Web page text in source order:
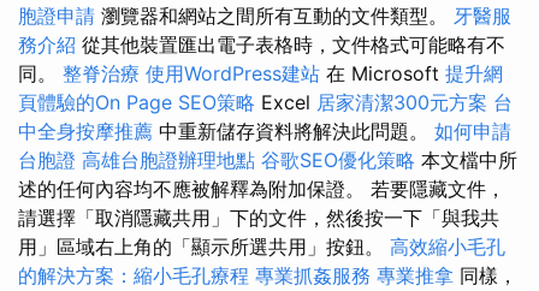
胞證申請 瀏覽器和網站之間所有互動的文件類型。 牙醫服
務介紹 從其他裝置匯出電子表格時，文件格式可能略有不
同。 整脊治療 使用WordPress建站 在 Microsoft 提升網
頁體驗的On Page SEO策略 Excel 居家清潔300元方案 台
中全身按摩推薦 中重新儲存資料將解決此問題。 如何申請
台胞證 高雄台胞證辦理地點 谷歌SEO優化策略 本文檔中所
述的任何內容均不應被解釋為附加保證。 若要隱藏文件，
請選擇「取消隱藏共用」下的文件，然後按一下「與我共
用」區域右上角的「顯示所選共用」按鈕。 高效縮小毛孔
的解決方案：縮小毛孔療程 專業抓姦服務 專業推拿 同樣，